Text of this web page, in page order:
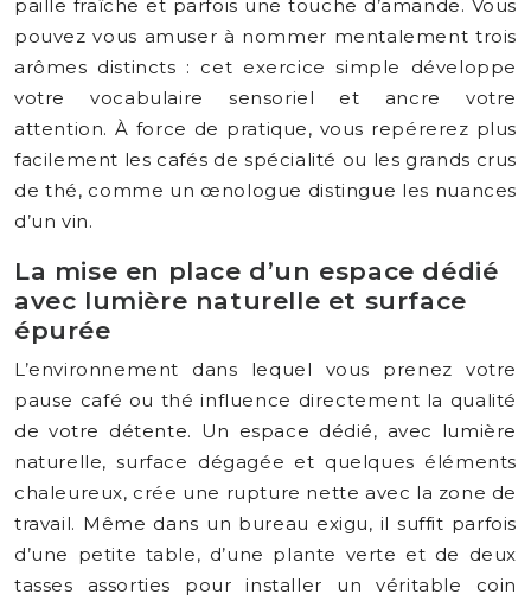
paille fraîche et parfois une touche d’amande. Vous
pouvez vous amuser à nommer mentalement trois
arômes distincts : cet exercice simple développe
votre vocabulaire sensoriel et ancre votre
attention. À force de pratique, vous repérerez plus
facilement les cafés de spécialité ou les grands crus
de thé, comme un œnologue distingue les nuances
d’un vin.
La mise en place d’un espace dédié
avec lumière naturelle et surface
épurée
L’environnement dans lequel vous prenez votre
pause café ou thé influence directement la qualité
de votre détente. Un espace dédié, avec lumière
naturelle, surface dégagée et quelques éléments
chaleureux, crée une rupture nette avec la zone de
travail. Même dans un bureau exigu, il suffit parfois
d’une petite table, d’une plante verte et de deux
tasses assorties pour installer un véritable coin